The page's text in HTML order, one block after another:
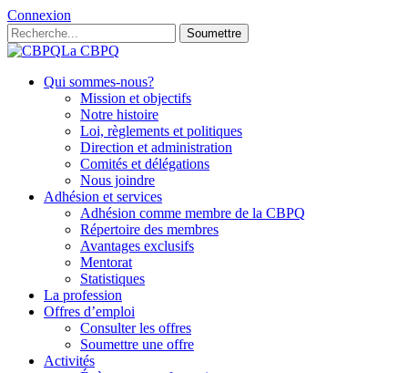
Connexion
Soumettre
La CBPQ
Qui sommes-nous?
Mission et objectifs
Notre histoire
Loi, règlements et politiques
Direction et administration
Comités et délégations
Nous joindre
Adhésion et services
Adhésion comme membre de la CBPQ
Répertoire des membres
Avantages exclusifs
Mentorat
Statistiques
La profession
Offres d’emploi
Consulter les offres
Soumettre une offre
Activités